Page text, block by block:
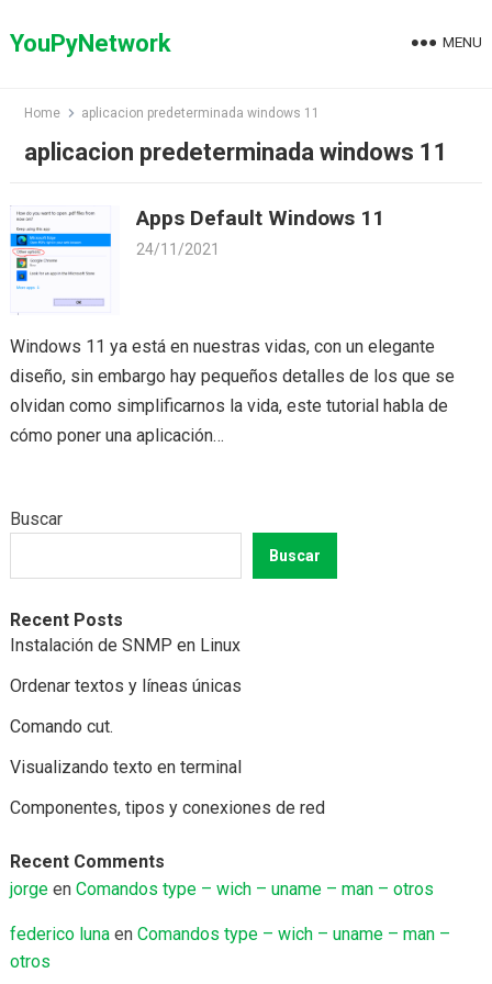
toYouPyNetwork MENU
Home aplicacion predeterminada windows 11
aplicacion predeterminada windows 11
Apps Default Windows 11
24/11/2021
Windows 11 ya está en nuestras vidas, con un elegante
diseño, sin embargo hay pequeños detalles de los que se
olvidan como simplificarnos la vida, este tutorial habla de
cómo poner una aplicación…
Buscar
Buscar
Recent Posts
Instalación de SNMP en Linux
Ordenar textos y líneas únicas
Comando cut.
Visualizando texto en terminal
Componentes, tipos y conexiones de red
Recent Comments
jorgeen Comandos type – wich – uname – man – otros
federico lunaen Comandos type – wich – uname – man –
otros